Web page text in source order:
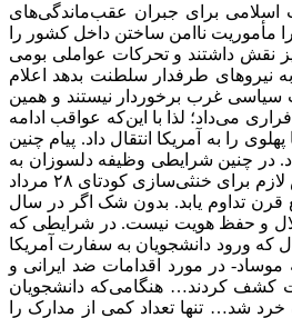
اسلامی برای جبران عقب‌ماندگی‌های
مأموریت ناامن ساختن داخل کشور را
اما تجمع چند هزار نیروی نظامی در چندین نقطه مرزی و فعالیت گسترده کشورهایی چون اسرائیل که در کودتای ۲۸ مرداد نیز نقش داشتند و تحرکات عواملی بومی
نیروهای طرفدار سلطنت بدهد اعلام
سیاسی غرب برخوردار نیستند و همین
می‌داد؛ لذا با این‌که عواقب ادامه
را به آمریکا انتقال داد. پیام چنین
در چنین شرایطی وظیفه دلسوزان به
این مرز و بوم چه بود؟ با لحاظ این‌که هر نوع تعللی در دفاع از استقلال کشور نابخشودنی است، چنان‌که امروز نیروهای تحصیل‌کرده در دهه ۱۳۳۰ به دلیل نداشتن واکنش لازم برای خنثی‌سازی کودتای ۲۸ مرداد
تداوم یابد. بدون شک اگر در سال
و حفظ هویت نیست. در شرایطی که
که ورود دانشجویان به سفارت آمریکا
در مورد اقدامات ضد ایرانی و
کشف کردند… هنگامی‌که دانشجویان
شد… تنها تعداد کمی از مدارک را